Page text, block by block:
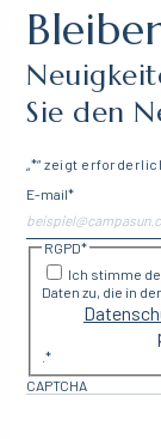
Sie den
„*“ zeigt
E-mail*
RGPD*
Ich stimme
Daten zu, die in der
.*
CAPTCHA